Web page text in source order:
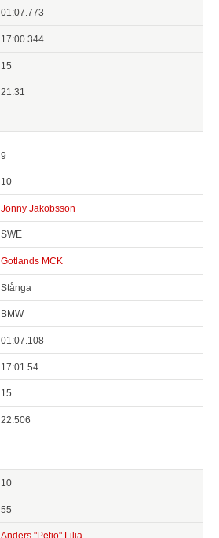
01:07.773
17:00.344
15
21.31
9
10
Jonny Jakobsson
SWE
Gotlands MCK
Stånga
BMW
01:07.108
17:01.54
15
22.506
10
55
Anders "Petjo" Lilja